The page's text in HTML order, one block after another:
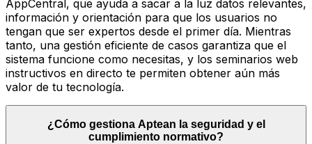
AppCentral, que ayuda a sacar a la luz datos relevantes,
información y orientación para que los usuarios no
tengan que ser expertos desde el primer día. Mientras
tanto, una gestión eficiente de casos garantiza que el
sistema funcione como necesitas, y los seminarios web
instructivos en directo te permiten obtener aún más
valor de tu tecnología.
¿Cómo gestiona Aptean la seguridad y el
cumplimiento normativo?